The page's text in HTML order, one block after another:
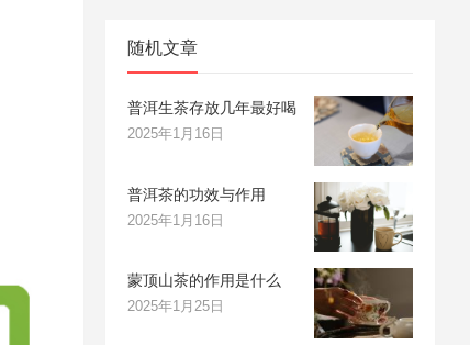
随机文章
普洱生茶存放几年最好喝
2025年1月16日
普洱茶的功效与作用
2025年1月16日
蒙顶山茶的作用是什么
2025年1月25日